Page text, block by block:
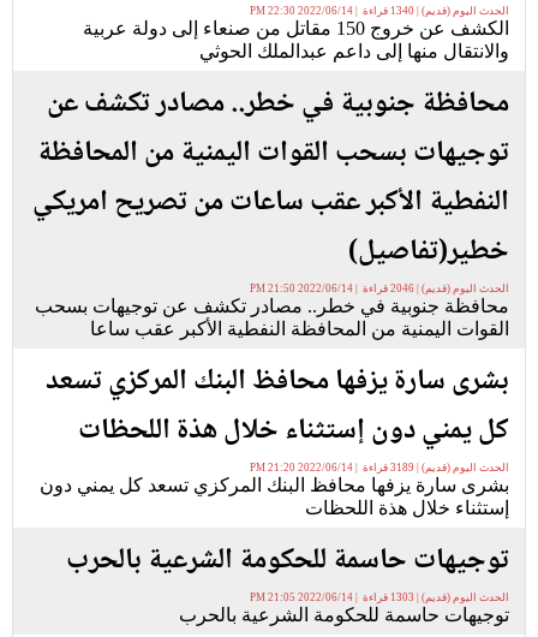
الحدث اليوم (قديم) | 1340 قراءة | 2022/06/14 22:30 PM
الكشف عن خروج 150 مقاتل من صنعاء إلى دولة عربية
والانتقال منها إلى داعم عبدالملك الحوثي
محافظة جنوبية في خطر.. مصادر تكشف عن
توجيهات بسحب القوات اليمنية من المحافظة
النفطية الأكبر عقب ساعات من تصريح امريكي
خطير(تفاصيل)
الحدث اليوم (قديم) | 2046 قراءة | 2022/06/14 21:50 PM
محافظة جنوبية في خطر.. مصادر تكشف عن توجيهات بسحب
القوات اليمنية من المحافظة النفطية الأكبر عقب ساعا
بشرى سارة يزفها محافظ البنك المركزي تسعد
كل يمني دون إستثناء خلال هذة اللحظات
الحدث اليوم (قديم) | 3189 قراءة | 2022/06/14 21:20 PM
بشرى سارة يزفها محافظ البنك المركزي تسعد كل يمني دون
إستثناء خلال هذة اللحظات
توجيهات حاسمة للحكومة الشرعية بالحرب
الحدث اليوم (قديم) | 1303 قراءة | 2022/06/14 21:05 PM
توجيهات حاسمة للحكومة الشرعية بالحرب